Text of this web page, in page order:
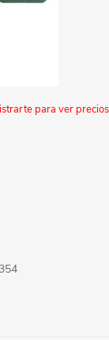
para ver precios